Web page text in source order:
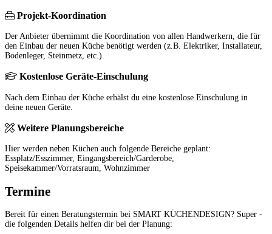
Projekt-Koordination
Der Anbieter übernimmt die Koordination von allen Handwerkern, die für
den Einbau der neuen Küche benötigt werden (z.B. Elektriker, Installateur,
Bodenleger, Steinmetz, etc.).
Kostenlose Geräte-Einschulung
Nach dem Einbau der Küche erhälst du eine kostenlose Einschulung in
deine neuen Geräte.
Weitere Planungsbereiche
Hier werden neben Küchen auch folgende Bereiche geplant:
Essplatz/Esszimmer, Eingangsbereich/Garderobe,
Speisekammer/Vorratsraum, Wohnzimmer
Termine
Bereit für einen Beratungstermin bei SMART KÜCHENDESIGN? Super -
die folgenden Details helfen dir bei der Planung: